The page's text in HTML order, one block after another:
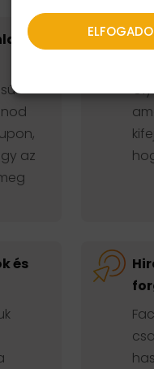
az
és